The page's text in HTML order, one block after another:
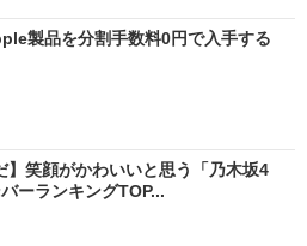
製品を分割手数料0円で入手する
】笑顔がかわいいと思う「乃木坂4
ーランキングTOP...